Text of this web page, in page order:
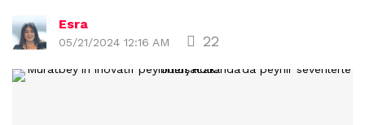
Esra
05/21/2024 12:16 AM 22